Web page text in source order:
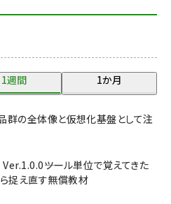
1週間 1か月
群の全体像と仮想化基盤として注
ツール単位で覚えてきた
捉え直す無償教材